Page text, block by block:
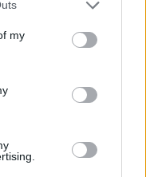
You may click to
third-party tags to
in below Google
my
2023
til Fillan,